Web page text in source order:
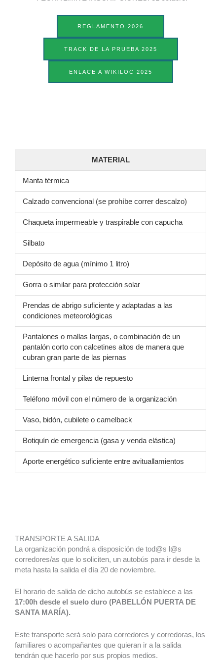
REGLAMENTO 2026
TRACK DE LA PRUEBA 2025
ENLACE A WIKILOC 2025
MATERIAL
Manta térmica
Calzado convencional (se prohíbe correr descalzo)
Chaqueta impermeable y traspirable con capucha
Silbato
Depósito de agua (mínimo 1 litro)
Gorra o similar para protección solar
Prendas de abrigo suficiente y adaptadas a las
condiciones meteorológicas
Pantalones o mallas largas, o combinación de un
pantalón corto con calcetines altos de manera que
cubran gran parte de las piernas
Linterna frontal y pilas de repuesto
Teléfono móvil con el número de la organización
Vaso, bidón, cubilete o camelback
Botiquín de emergencia (gasa y venda elástica)
Aporte energético suficiente entre avituallamientos
TRANSPORTE A SALIDA
La organización pondrá a disposición de tod@s l@s
corredores/as que lo soliciten, un autobús para ir desde la
meta hasta la salida el día 20 de noviembre.
El horario de salida de dicho autobús se establece a las
17:00h desde el suelo duro (PABELLÓN PUERTA DE
SANTA MARÍA).
Este transporte será solo para corredores y corredoras, los
familiares o acompañantes que quieran ir a la salida
tendrán que hacerlo por sus propios medios.